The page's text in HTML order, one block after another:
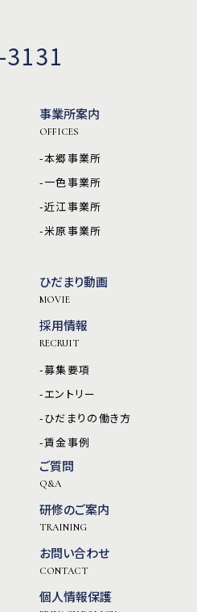
事業所案内
OFFICES
-本郷事業所
-一色事業所
-近江事業所
-米原事業所
ひだまり動画
MOVIE
採用情報
RECRUIT
-募集要項
-エントリー
-ひだまりの働き方
-賃金事例
ご質問
Q&A
研修のご案内
TRAINING
お問い合わせ
CONTACT
個人情報保護